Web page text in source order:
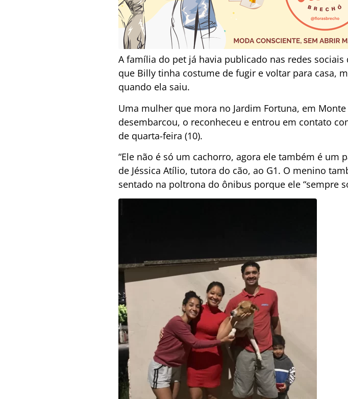
A família do pet já havia publicado nas redes
que Billy tinha costume de fugir e voltar para casa,
quando ela saiu.
Uma mulher que mora no Jardim Fortuna, em
desembarcou, o reconheceu e entrou em contato
de quarta-feira (10).
“Ele não é só um cachorro, agora ele também é um
de Jéssica Atílio, tutora do cão, ao G1. O menino
sentado na poltrona do ônibus porque ele “sempre